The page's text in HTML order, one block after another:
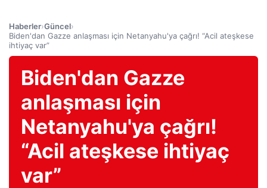
Haberler›Güncel›
Biden'dan Gazze anlaşması için Netanyahu'ya çağrı! “Acil ateşkese
ihtiyaç var”
Biden'dan Gazze
anlaşması için
Netanyahu'ya çağrı!
“Acil ateşkese ihtiyaç
var”